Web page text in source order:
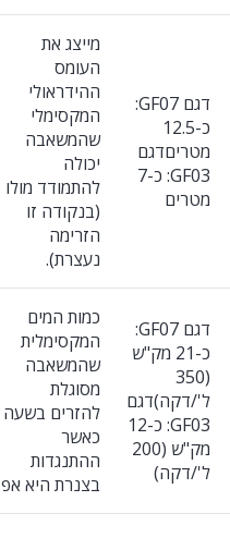
דגם GF07:
כ-12.5
מטריםדגם
GF03: כ-7
מטרים
מייצג את
העומס
ההידראולי
המקסימלי
שהמשאבה
יכולה
להתמודד מולו
(בנקודה זו
הזרימה
נעצרת).
דגם GF07:
כ-21 מק"ש
(350
ל'/דקה)דגם
GF03: כ-12
מק"ש (200
ל'/דקה)
כמות המים
המקסימלית
שהמשאבה
מסוגלת
להזרים בשעה
כאשר
ההתנגדות
בצנרת היא אפ